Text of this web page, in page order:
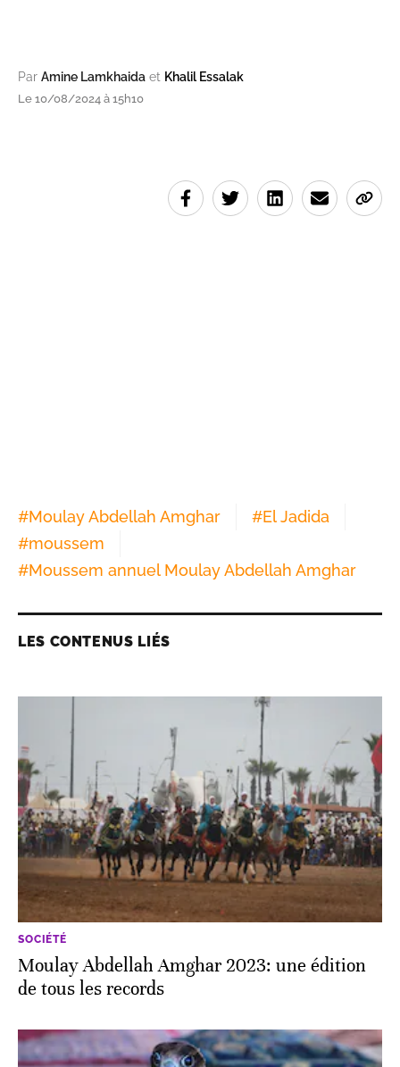
Par Amine Lamkhaida et Khalil Essalak
Le 10/08/2024 à 15h10
#Moulay Abdellah Amghar #El Jadida
#moussem
#Moussem annuel Moulay Abdellah Amghar
LES CONTENUS LIÉS
SOCIÉTÉ
Moulay Abdellah Amghar 2023: une édition
de tous les records